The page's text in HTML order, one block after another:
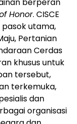
berperan
Honor. CISCE
utama,
Pertanian
Cerdas
khusus untuk
tersebut,
terkemuka,
dan
organisasi